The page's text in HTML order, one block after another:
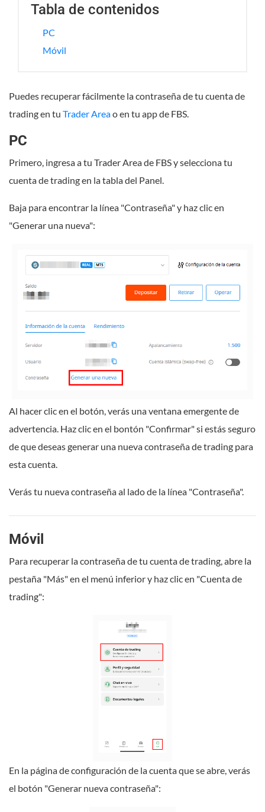
Tabla de contenidos
PC
Móvil
Puedes recuperar fácilmente la contraseña de tu cuenta de
trading en tu Trader Areao en tu app de FBS.
PC
Primero, ingresa a tu Trader Area de FBS y selecciona tu
cuenta de trading en la tabla del Panel.
Baja para encontrar la línea "Contraseña" y haz clic en
"Generar una nueva":
Al hacer clic en el botón, verás una ventana emergente de
advertencia. Haz clic en el bontón "Confirmar" si estás seguro
de que deseas generar una nueva contraseña de trading para
esta cuenta.
Verás tu nueva contraseña al lado de la línea "Contraseña".
Móvil
Para recuperar la contraseña de tu cuenta de trading, abre la
pestaña "Más" en el menú inferior y haz clic en "Cuenta de
trading":
En la página de configuración de la cuenta que se abre, verás
el botón "Generar nueva contraseña":